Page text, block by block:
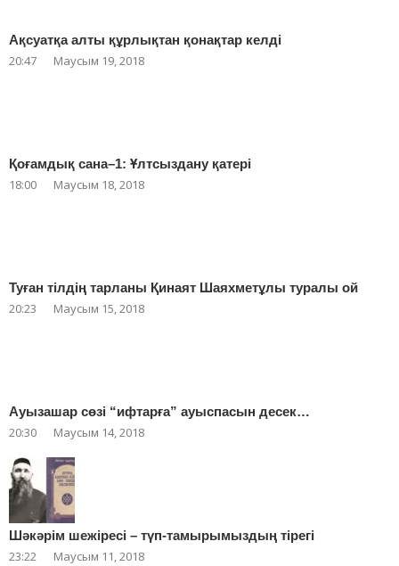
Ақсуатқа алты құрлықтан қонақтар келді
20:47 Маусым 19, 2018
Қоғамдық сана–1: Ұлтсыздану қатері
18:00 Маусым 18, 2018
Туған тілдің тарланы Қинаят Шаяхметұлы туралы ой
20:23 Маусым 15, 2018
Ауызашар сөзі “ифтарға” ауыспасын десек…
20:30 Маусым 14, 2018
Шәкәрім шежіресі – түп-тамырымыздың тірегі
23:22 Маусым 11, 2018